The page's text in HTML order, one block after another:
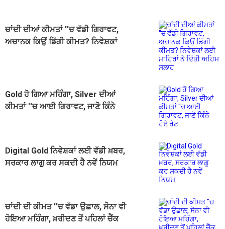
ਚਾਂਦੀ ਦੀਆਂ ਕੀਮਤਾਂ ''ਚ ਵੱਡੀ ਗਿਰਾਵਟ,
ਅਚਾਨਕ ਕਿਉਂ ਡਿੱਗੀ ਕੀਮਤ? ਨਿਵੇਸ਼ਕਾਂ
Gold ਹੋ ਗਿਆ ਮਹਿੰਗਾ, Silver ਦੀਆਂ
ਕੀਮਤਾਂ ''ਚ ਆਈ ਗਿਰਾਵਟ, ਜਾਣੋ ਕਿੰਨੇ
Digital Gold ਨਿਵੇਸ਼ਕਾਂ ਲਈ ਵੱਡੀ ਖ਼ਬਰ,
ਸਰਕਾਰ ਲਾਗੂ ਕਰ ਸਕਦੀ ਹੈ ਨਵੇਂ ਨਿਯਮ
ਚਾਂਦੀ ਦੀ ਕੀਮਤ ''ਚ ਵੱਡਾ ਉਛਾਲ, ਸੋਨਾ ਵੀ
ਹੋਇਆ ਮਹਿੰਗਾ, ਖ਼ਰੀਦਣ ਤੋਂ ਪਹਿਲਾਂ ਚੈੱਕ